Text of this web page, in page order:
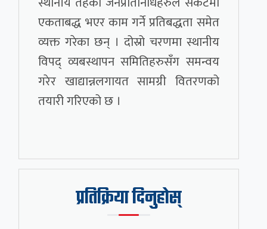
एकताबद्ध भएर काम गर्ने प्रतिबद्धता समेत
व्यक्त गरेका छन् । दोस्रो चरणमा स्थानीय
विपद् व्यबस्थापन समितिहरुसँग समन्वय
गरेर खाद्यान्नलगायत सामग्री वितरणको
तयारी गरिएको छ ।
प्रतिक्रिया दिनुहोस्